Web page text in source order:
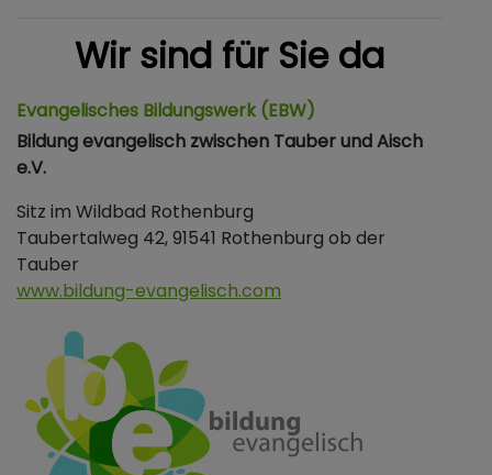
Wir sind für Sie da
Evangelisches Bildungswerk (EBW)
Bildung evangelisch zwischen Tauber und Aisch
e.V.
Sitz im Wildbad Rothenburg
Taubertalweg 42, 91541 Rothenburg ob der
Tauber
www.bildung-evangelisch.com